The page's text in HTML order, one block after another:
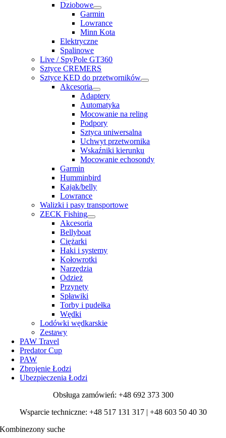
Dziobowe
Garmin
Lowrance
Minn Kota
Elektryczne
Spalinowe
Live / SpyPole GT360
Sztyce CREMERS
Sztyce KED do przetworników
Akcesoria
Adaptery
Automatyka
Mocowanie na reling
Podpory
Sztyca uniwersalna
Uchwyt przetwornika
Wskaźniki kierunku
Mocowanie echosondy
Garmin
Humminbird
Kajak/belly
Lowrance
Walizki i pasy transportowe
ZECK Fishing
Akcesoria
Bellyboat
Ciężarki
Haki i systemy
Kołowrotki
Narzędzia
Odzież
Przynęty
Spławiki
Torby i pudełka
Wędki
Lodówki wędkarskie
Zestawy
PAW Travel
Predator Cup
PAW
Zbrojenie Łodzi
Ubezpieczenia Łodzi
Obsługa zamówień: +48 692 373 300
Wsparcie techniczne: +48 517 131 317 | +48 603 50 40 30
Kombinezony suche